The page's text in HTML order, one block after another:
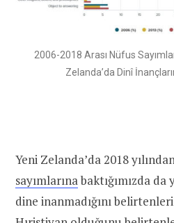
2006-2018 Arası Nüfus
Zelanda’da Dinî
Yeni Zelanda’da 2018
sayımlarınabaktığımızda
dine inanmadığını